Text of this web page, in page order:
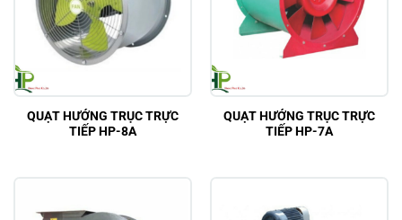
QUẠT HƯỚNG TRỤC TRỰC
TIẾP HP-8A
QUẠT HƯỚNG TRỤC TRỰC
TIẾP HP-7A